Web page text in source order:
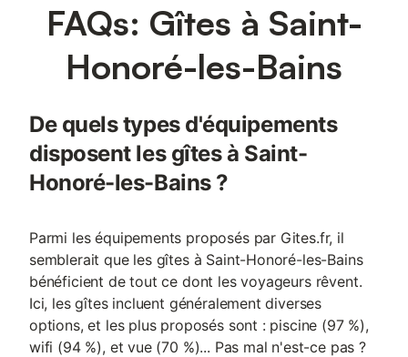
FAQs: Gîtes à Saint-
Honoré-les-Bains
De quels types d'équipements
disposent les gîtes à Saint-
Honoré-les-Bains ?
Parmi les équipements proposés par Gites.fr, il
semblerait que les gîtes à Saint-Honoré-les-Bains
bénéficient de tout ce dont les voyageurs rêvent.
Ici, les gîtes incluent généralement diverses
options, et les plus proposés sont : piscine (97 %),
wifi (94 %), et vue (70 %)... Pas mal n'est-ce pas ?